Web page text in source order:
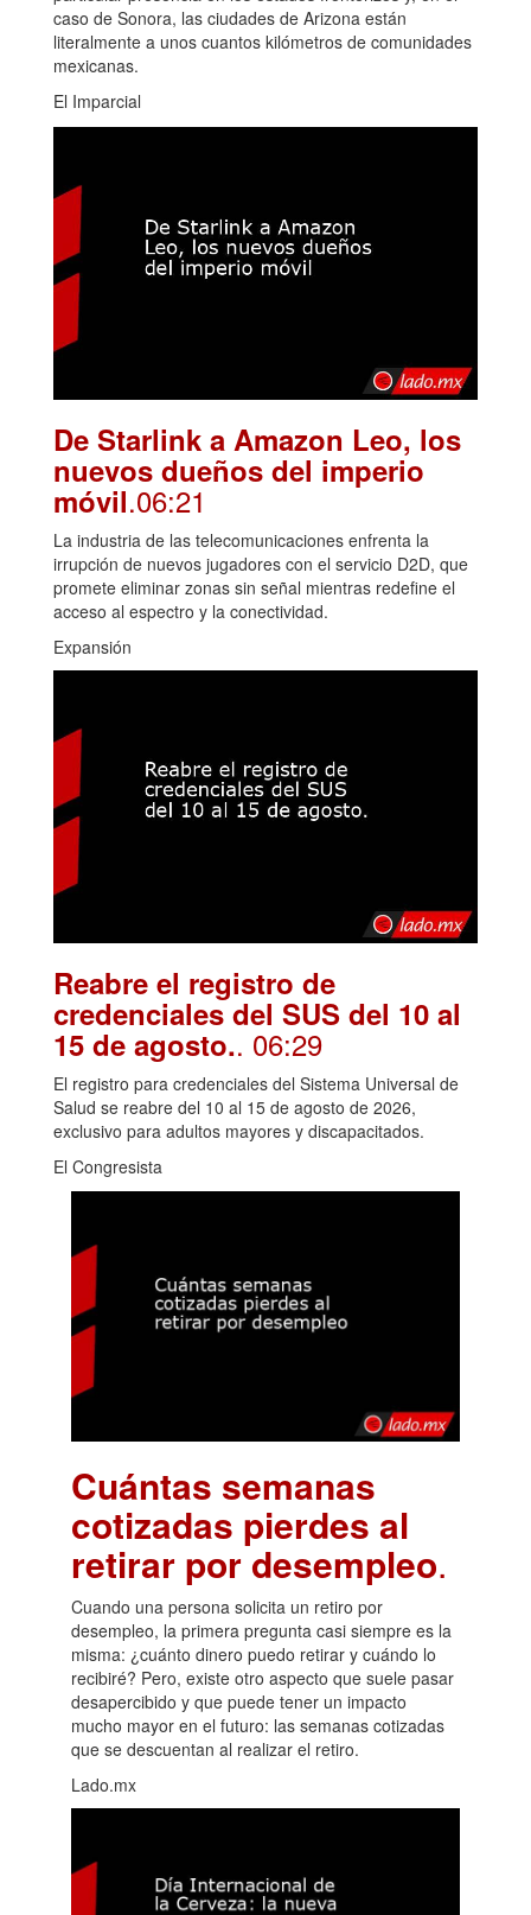
caso de Sonora, las ciudades de Arizona están
literalmente a unos cuantos kilómetros de comunidades
mexicanas.
El Imparcial
De Starlink a Amazon Leo, los
nuevos dueños del imperio
móvil.06:21
La industria de las telecomunicaciones enfrenta la
irrupción de nuevos jugadores con el servicio D2D, que
promete eliminar zonas sin señal mientras redefine el
acceso al espectro y la conectividad.
Expansión
Reabre el registro de
credenciales del SUS del 10 al
15 de agosto.. 06:29
El registro para credenciales del Sistema Universal de
Salud se reabre del 10 al 15 de agosto de 2026,
exclusivo para adultos mayores y discapacitados.
El Congresista
Cuántas semanas
cotizadas pierdes al
retirar por desempleo.
Cuando una persona solicita un retiro por
desempleo, la primera pregunta casi siempre es la
misma: ¿cuánto dinero puedo retirar y cuándo lo
recibiré? Pero, existe otro aspecto que suele pasar
desapercibido y que puede tener un impacto
mucho mayor en el futuro: las semanas cotizadas
que se descuentan al realizar el retiro.
Lado.mx